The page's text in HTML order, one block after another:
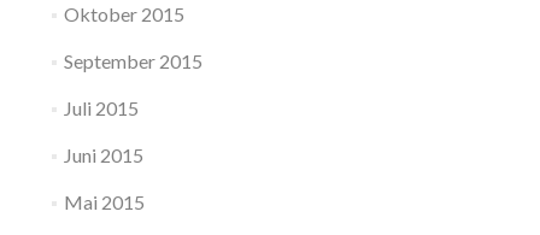
Oktober 2015
September 2015
Juli 2015
Juni 2015
Mai 2015